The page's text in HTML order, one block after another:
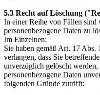
5.3 Recht auf Löschung
In einer Reihe von Fällen
personenbezogene Daten zu
Im Einzelnen:
Sie haben gemäß Art. 17
verlangen, dass Sie
unverzüglich gelöscht
personenbezogene Daten
folgenden Gründe zutrifft: